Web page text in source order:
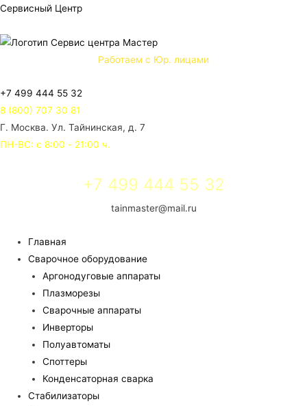
Сервисный Центр
Работаем с Юр. лицами
+7 499 444 55 32
8 (800) 707 30 81
Г. Москва. Ул. Тайнинская, д. 7
ПН-ВС: с 8:00 - 21:00 ч.
+7 499 444 55 32
tainmaster@mail.ru
Главная
Сварочное оборудование
Аргонодуговые аппараты
Плазморезы
Сварочные аппараты
Инверторы
Полуавтоматы
Споттеры
Конденсаторная сварка
Стабилизаторы